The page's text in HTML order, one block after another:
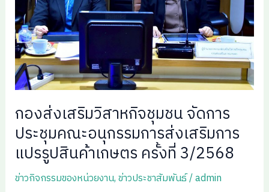
กองส่งเสริมวิสาหกิจชุมชน จัดการ
ประชุมคณะอนุกรรมการส่งเสริมการ
แปรรูปสินค้าเกษตร ครั้งที่ 3/2568
ข่าวกิจกรรมของหน่วยงาน,ข่าวประชาสัมพันธ์/admin